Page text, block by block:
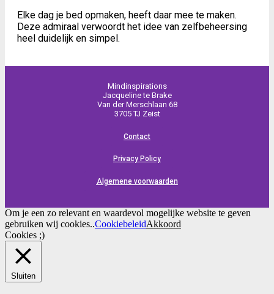
Elke dag je bed opmaken, heeft daar mee te maken.
Deze admiraal verwoordt het idee van zelfbeheersing
heel duidelijk en simpel.
Mindinspirations
Jacqueline te Brake
Van der Merschlaan 68
3705 TJ Zeist
Contact
Privacy Policy
Algemene voorwaarden
Om je een zo relevant en waardevol mogelijke website te geven
gebruiken wij cookies..CookiebeleidAkkoord
Cookies ;)
Sluiten